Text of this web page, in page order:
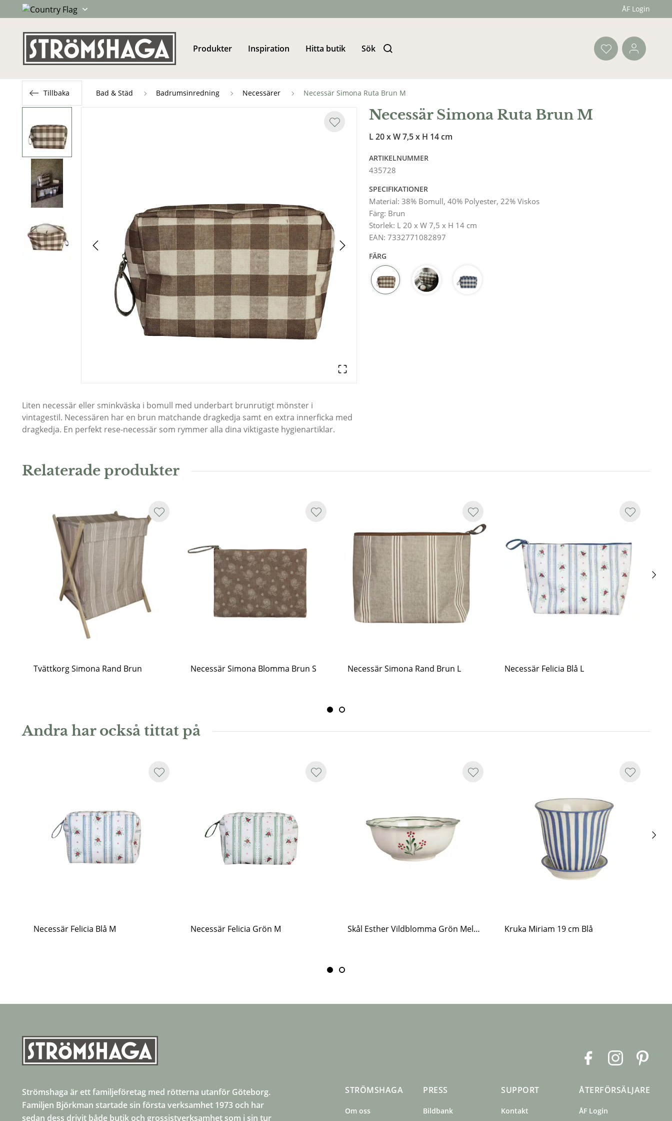
ÅF Login
Produkter Inspiration Hitta butik Sök
Tillbaka Bad & Städ Badrumsinredning Necessärer Necessär Simona Ruta Brun M
Liten necessär eller sminkväska i bomull med underbart brunrutigt mönster i
vintagestil. Necessären har en brun matchande dragkedja samt en extra innerficka med
dragkedja. En perfekt rese-necessär som rymmer alla dina viktigaste hygienartiklar.
Necessär Simona Ruta Brun M
L 20 x W 7,5 x H 14 cm
ARTIKELNUMMER
435728
SPECIFIKATIONER
Material:38% Bomull, 40% Polyester, 22% Viskos
Färg: Brun
Storlek: L 20 x W 7,5 x H 14 cm
EAN:7332771082897
FÄRG
Relaterade produkter
Tvättkorg Simona Rand Brun Necessär Simona Blomma Brun S Necessär Simona Rand Brun L Necessär Felicia Blå L
Andra har också tittat på
Necessär Felicia Blå M Necessär Felicia Grön M Skål Esther Vildblomma Grön Mellan Kruka Miriam 19 cm Blå
e
o
I
t
Strömshaga är ett familjeföretag med rötterna utanför Göteborg.
Familjen Björkman startade sin första verksamhet 1973 och har
sedan dess drivit både butik och grossistverksamhet som i sin tur
STRÖMSHAGA
Om oss
PRESS
Bildbank
SUPPORT
Kontakt
ÅTERFÖRSÄLJARE
ÅF Login